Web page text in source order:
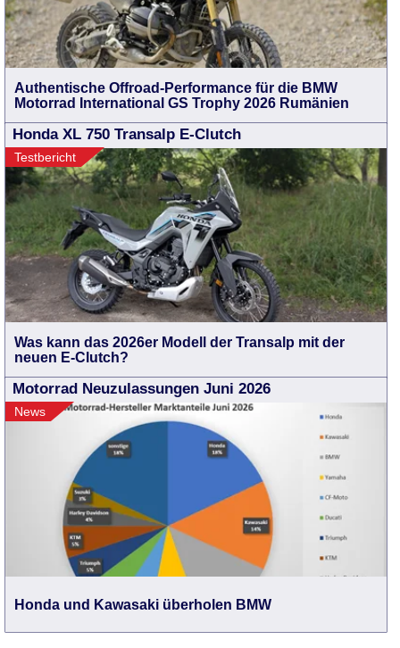
Authentische Offroad-Performance für die BMW
Motorrad International GS Trophy 2026 Rumänien
Honda XL 750 Transalp E-Clutch
Testbericht
Was kann das 2026er Modell der Transalp mit der
neuen E-Clutch?
Motorrad Neuzulassungen Juni 2026
News
Honda und Kawasaki überholen BMW